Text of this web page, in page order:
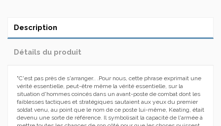
Description
Détails du produit
"C'est pas près de s'arranger.. .Pour nous, cette phrase exprimait une
vérité essentielle, peut-être même la vérité essentielle, sur la
situation d'hommes coincés dans un avant-poste de combat dont les
faiblesses tactiques et stratégiques sautaient aux yeux du premier
soldat venu, au point que le nom de ce poste lui-même, Keating, était
devenu une sorte de référence. Il symbolisait la capacité de l'armée à